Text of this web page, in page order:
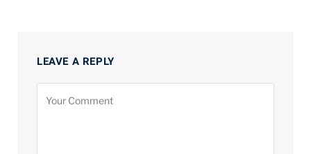
LEAVE A REPLY